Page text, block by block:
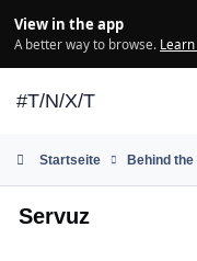
View in the app
A better way to browse.
#T/N/X/T
Startseite Behind
Servuz